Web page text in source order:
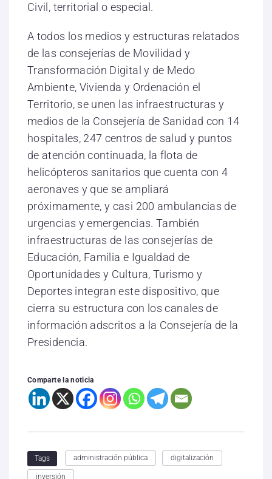
Civil, territorial o especial.
A todos los medios y estructuras relatados
de las consejerías de Movilidad y
Transformación Digital y de Medo
Ambiente, Vivienda y Ordenación el
Territorio, se unen las infraestructuras y
medios de la Consejería de Sanidad con 14
hospitales, 247 centros de salud y puntos
de atención continuada, la flota de
helicópteros sanitarios que cuenta con 4
aeronaves y que se ampliará
próximamente, y casi 200 ambulancias de
urgencias y emergencias. También
infraestructuras de las consejerías de
Educación, Familia e Igualdad de
Oportunidades y Cultura, Turismo y
Deportes integran este dispositivo, que
cierra su estructura con los canales de
información adscritos a la Consejería de la
Presidencia.
Comparte la noticia
Tags administración pública digitalización
inversión